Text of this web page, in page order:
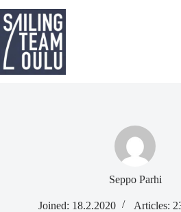
to
content
Seppo Parhi
Joined: 18.2.2020 Articles: